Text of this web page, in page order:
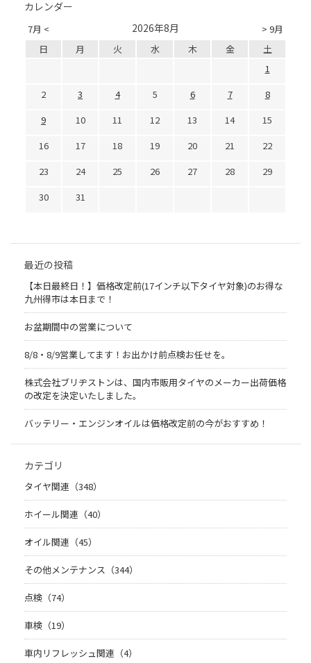
カレンダー
7月 < > 9月
2026年8月
日 月 火 水 木 金
土
1
2
3 4 5 6 7
8
9
10 11 12 13 14
15
16
17 18 19 20 21
22
23
24 25 26 27 28
29
30
31
最近の投稿
【本日最終日！】価格改定前(17インチ以下タイヤ対象)のお得な
九州得市は本日まで！
お盆期間中の営業について
8/8・8/9営業してます！お出かけ前点検お任せを。
株式会社ブリヂストンは、国内市販用タイヤのメーカー出荷価格
の改定を決定いたしました。
バッテリー・エンジンオイルは価格改定前の今がおすすめ！
カテゴリ
タイヤ関連（348）
ホイール関連（40）
オイル関連（45）
その他メンテナンス（344）
点検（74）
車検（19）
車内リフレッシュ関連（4）